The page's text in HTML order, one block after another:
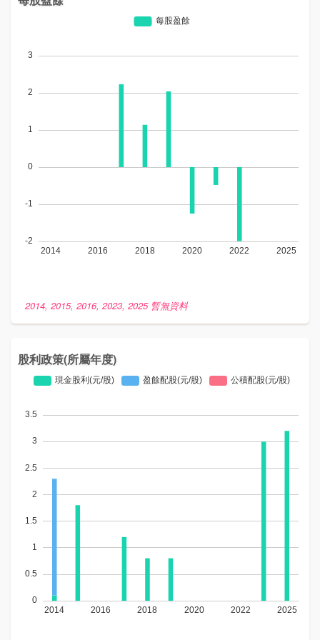
2014, 2015, 2016, 2023, 2025 暫無資料
股利政策(所屬年度)